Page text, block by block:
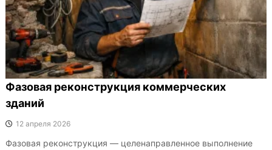
Фазовая реконструкция коммерческих
зданий
12 апреля 2026
Фазовая реконструкция — целенаправленное выполнение